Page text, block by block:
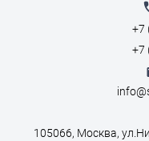
+7
+7
105066, Москва,